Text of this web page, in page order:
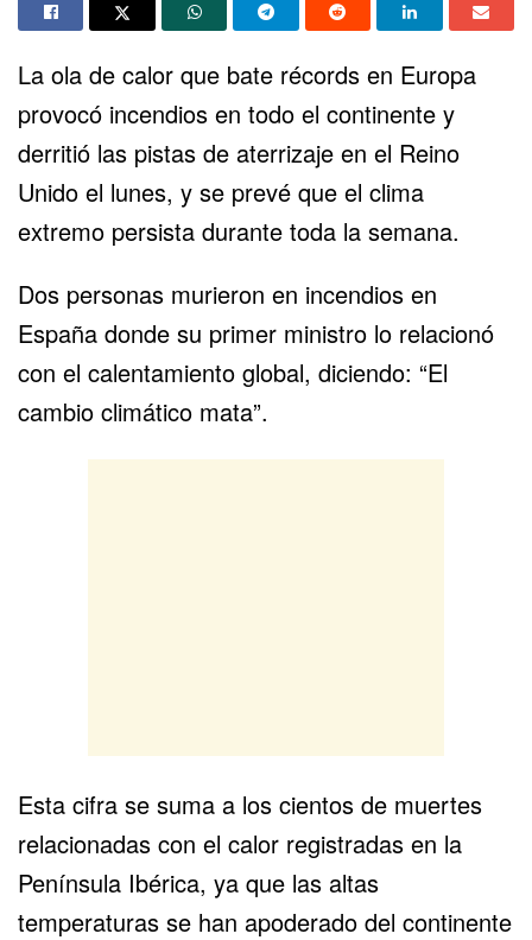
La ola de calor que bate récords en Europa
provocó incendios en todo el continente y
derritió las pistas de aterrizaje en el Reino
Unido el lunes, y se prevé que el clima
extremo persista durante toda la semana.
Dos personas murieron en incendios en
España donde su primer ministro lo relacionó
con el calentamiento global, diciendo: “El
cambio climático mata”.
Esta cifra se suma a los cientos de muertes
relacionadas con el calor registradas en la
Península Ibérica, ya que las altas
temperaturas se han apoderado del continente